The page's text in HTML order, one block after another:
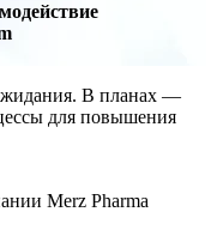
В планах —
для повышения
Merz Pharma